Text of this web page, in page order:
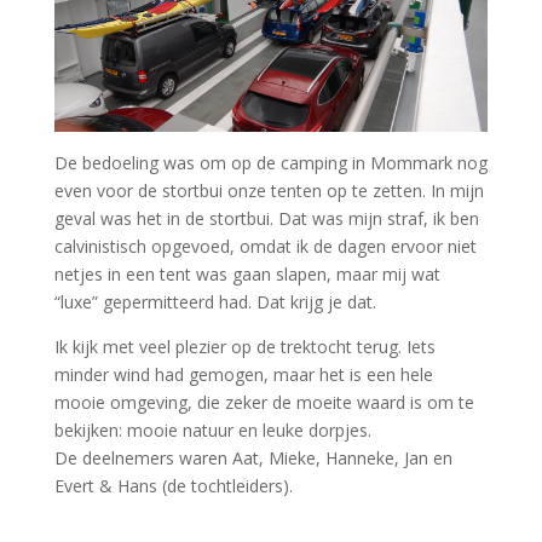
De bedoeling was om op de camping in Mommark nog
even voor de stortbui onze tenten op te zetten. In mijn
geval was het in de stortbui. Dat was mijn straf, ik ben
calvinistisch opgevoed, omdat ik de dagen ervoor niet
netjes in een tent was gaan slapen, maar mij wat
“luxe” gepermitteerd had. Dat krijg je dat.
Ik kijk met veel plezier op de trektocht terug. Iets
minder wind had gemogen, maar het is een hele
mooie omgeving, die zeker de moeite waard is om te
bekijken: mooie natuur en leuke dorpjes.
De deelnemers waren Aat, Mieke, Hanneke, Jan en
Evert & Hans (de tochtleiders).